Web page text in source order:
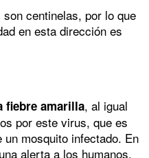
centinelas, por lo que
en esta dirección es
fiebre amarilla, al igual
por este virus, que es
mosquito infectado. En
alerta a los humanos.